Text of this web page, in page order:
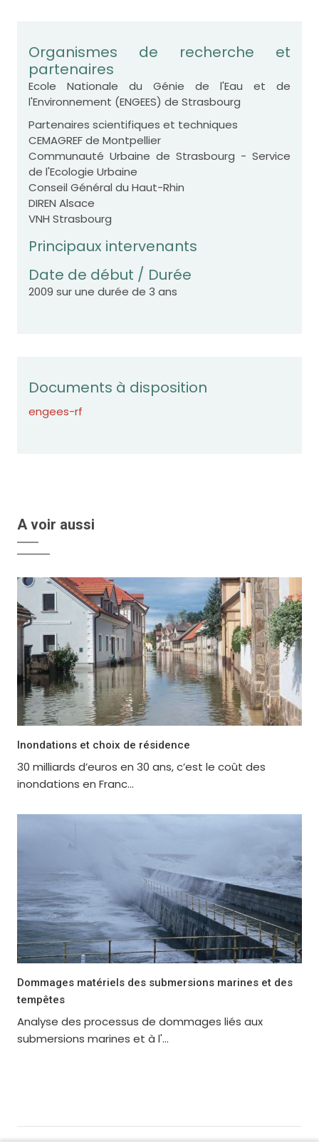
Organismes de recherche et
partenaires
Ecole Nationale du Génie de l'Eau et de
l'Environnement (ENGEES) de Strasbourg
Partenaires scientifiques et techniques
CEMAGREF de Montpellier
Communauté Urbaine de Strasbourg - Service
de l'Ecologie Urbaine
Conseil Général du Haut-Rhin
DIREN Alsace
VNH Strasbourg
Principaux intervenants
Date de début / Durée
2009 sur une durée de 3 ans
Documents à disposition
engees-rf
A voir aussi
Inondations et choix de résidence
30 milliards d’euros en 30 ans, c’est le coût des
inondations en Franc...
Dommages matériels des submersions marines et des
tempêtes
Analyse des processus de dommages liés aux
submersions marines et à l'...